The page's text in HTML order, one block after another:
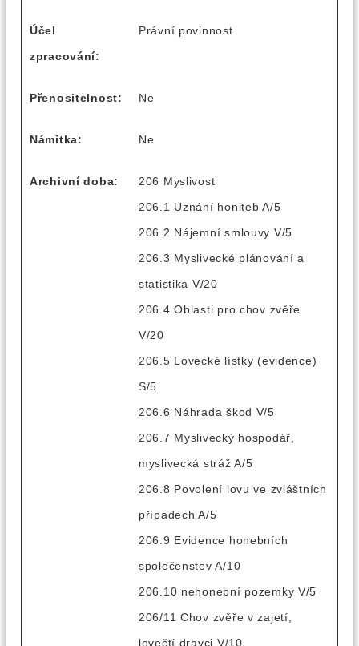
Účel
zpracování:
Právní povinnost
Přenositelnost: Ne
Námitka: Ne
Archivní doba:
206 Myslivost
206.1 Uznání honiteb A/5
206.2 Nájemní smlouvy V/5
206.3 Myslivecké plánování a
statistika V/20
206.4 Oblasti pro chov zvěře
V/20
206.5 Lovecké lístky (evidence)
S/5
206.6 Náhrada škod V/5
206.7 Myslivecký hospodář,
myslivecká stráž A/5
206.8 Povolení lovu ve zvláštních
případech A/5
206.9 Evidence honebních
společenstev A/10
206.10 nehonební pozemky V/5
206/11 Chov zvěře v zajetí,
lovečtí dravci V/10